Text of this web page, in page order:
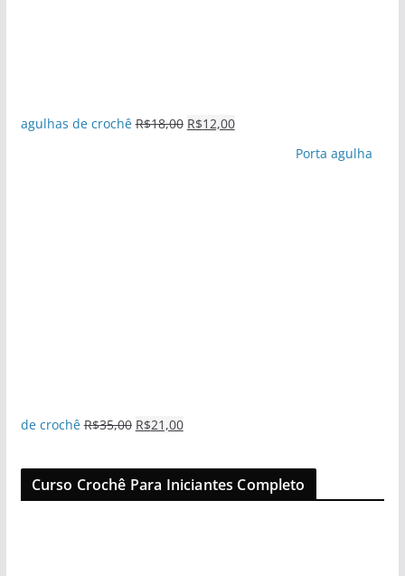
agulhas de crochê R$18,00 R$12,00
Porta agulha
de crochê R$35,00 R$21,00
Curso Crochê Para Iniciantes Completo